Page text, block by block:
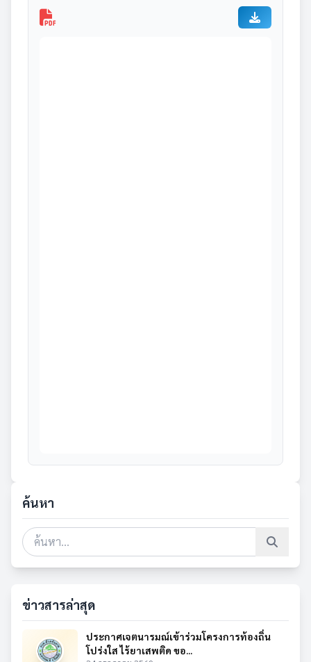
ค้นหา
ข่าวสารล่าสุด
ประกาศเจตนารมณ์เข้าร่วมโครงการท้องถิ่น
โปร่งใส ไร้ยาเสพติด ขอ...